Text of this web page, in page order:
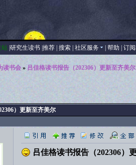
站| 研究生读书| 推荐| 搜索| 社区服务 帮助 订
读书会 » 吕佳格读书报告（202306）更新至齐美尔
）更新至齐美尔
吕佳格读书报告（202306）